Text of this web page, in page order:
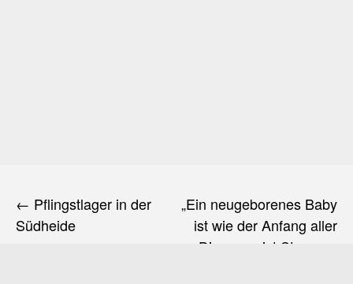
Pflingstlager in der
Südheide
„Ein neugeborenes Baby
ist wie der Anfang aller
Dinge, es ist Staunen,